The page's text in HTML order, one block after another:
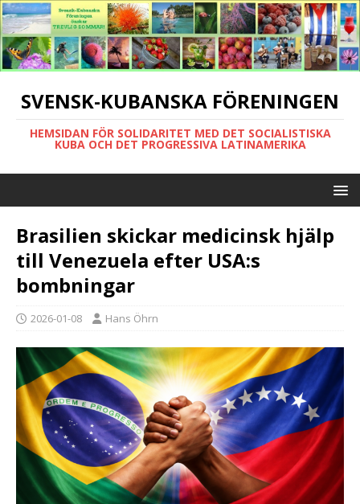
SVENSK-KUBANSKA FÖRENINGEN
HEMSIDAN FÖR SOLIDARITET MED DET SOCIALISTISKA
KUBA OCH DET PROGRESSIVA LATINAMERIKA
Brasilien skickar medicinsk hjälp
till Venezuela efter USA:s
bombningar
2026-01-08 Hans Öhrn